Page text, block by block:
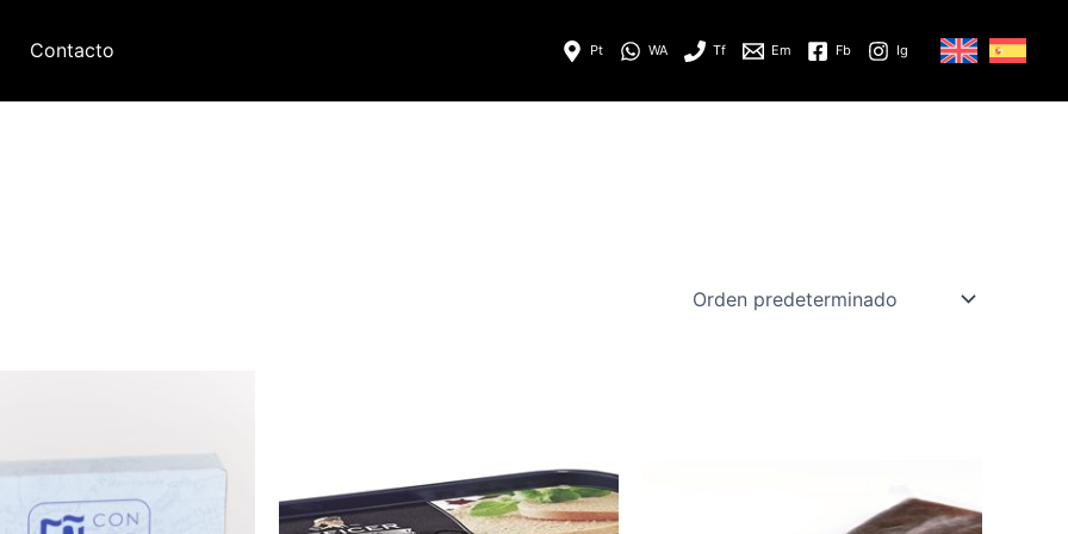
Contacto Pt WA Tf Em Fb Ig